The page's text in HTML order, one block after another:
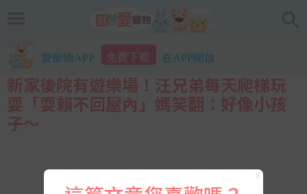
愛寵物APP 免費下載 在APP開啟
新家後院有遊樂場！汪兄弟每天爬梯玩
耍「耍賴不回屋內」媽笑翻：好像小孩
子～
X